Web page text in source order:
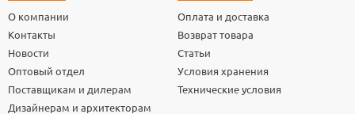
О компании
Контакты
Новости
Оптовый отдел
Поставщикам и дилерам
Дизайнерам и архитекторам
Оплата и доставка
Возврат товара
Статьи
Условия хранения
Технические условия